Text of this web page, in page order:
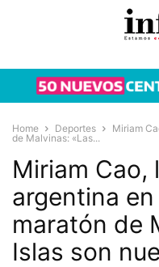
Home Deportes
Miriam
de Malvinas: «Las...
Miriam Cao,
argentina
maratón de
Islas son